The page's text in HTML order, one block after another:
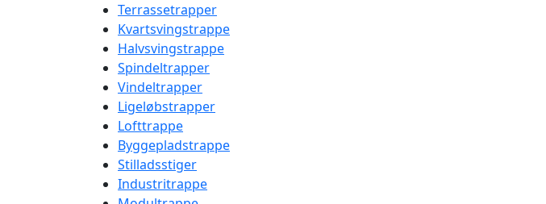
Terrassetrapper
Kvartsvingstrappe
Halvsvingstrappe
Spindeltrapper
Vindeltrapper
Ligeløbstrapper
Lofttrappe
Byggepladstrappe
Stilladsstiger
Industritrappe